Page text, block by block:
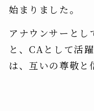
始まりました。
アナウンサーとし
と、CAとして活
は、互いの尊敬と